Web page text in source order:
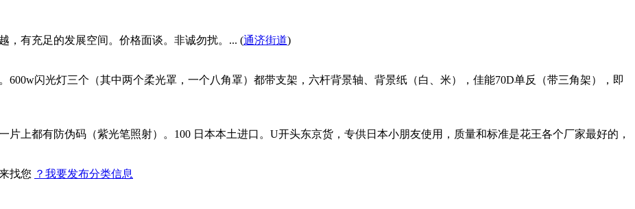
，有充足的发展空间。价格面谈。非诚勿扰。... (通济街道)
600w闪光灯三个（其中两个柔光罩，一个八角罩）都带支架，六杆背景轴、背景纸（白、米），佳能70D单反（带三角架），即
上都有防伪码（紫光笔照射）。100 日本本土进口。U开头东京货，专供日本小朋友使用，质量和标准是花王各个厂家最好的，
找您 ？我要发布分类信息